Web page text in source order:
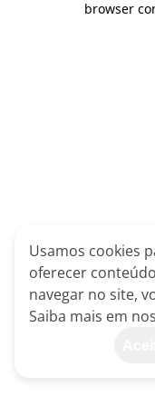
browser
Usamos cookies
oferecer
navegar no site,
Saiba mais em